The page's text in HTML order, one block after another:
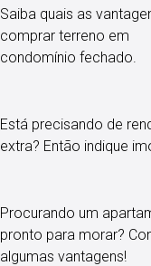
Saiba quais as
comprar terreno em
condomínio fechado.
Está precisando de
extra? Então indique
Procurando um
pronto para morar?
algumas vantagens!